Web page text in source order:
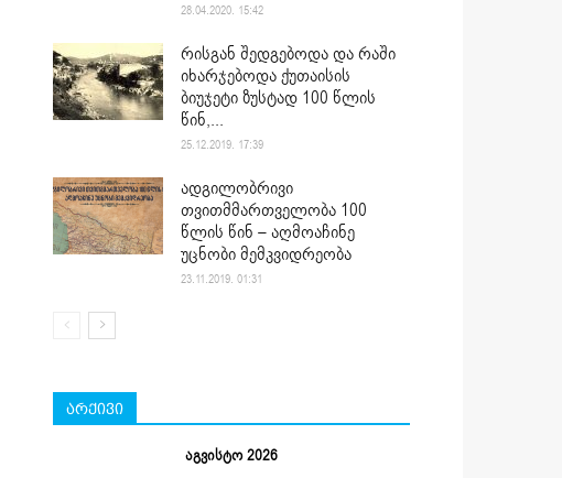
28.04.2020. 15:42
რისგან შედგებოდა და რაში
იხარჯებოდა ქუთაისის
ბიუჯეტი ზუსტად 100 წლის
წინ,...
25.12.2019. 17:39
ადგილობრივი
თვითმმართველობა 100
წლის წინ – აღმოაჩინე
უცნობი მემკვიდრეობა
23.11.2019. 01:31
არქივი
აგვისტო 2026